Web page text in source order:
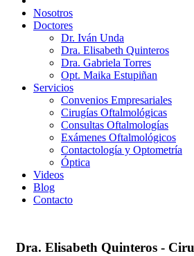
Nosotros
Doctores
Dr. Iván Unda
Dra. Elisabeth Quinteros
Dra. Gabriela Torres
Opt. Maika Estupiñan
Servicios
Convenios Empresariales
Cirugías Oftalmológicas
Consultas Oftalmologías
Exámenes Oftalmológicos
Contactología y Optometría
Óptica
Videos
Blog
Contacto
Dra. Elisabeth Quinteros -